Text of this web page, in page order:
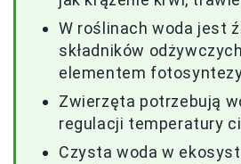
W roślinach woda jest
składników
elementem
Zwierzęta potrzebują
regulacji temperatury
Czysta woda w